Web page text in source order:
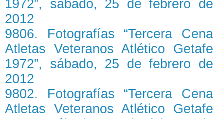
1972”, sábado, 25 de febrero de
2012
9806. Fotografías “Tercera Cena
Atletas Veteranos Atlético Getafe
1972”, sábado, 25 de febrero de
2012
9802. Fotografías “Tercera Cena
Atletas Veteranos Atlético Getafe